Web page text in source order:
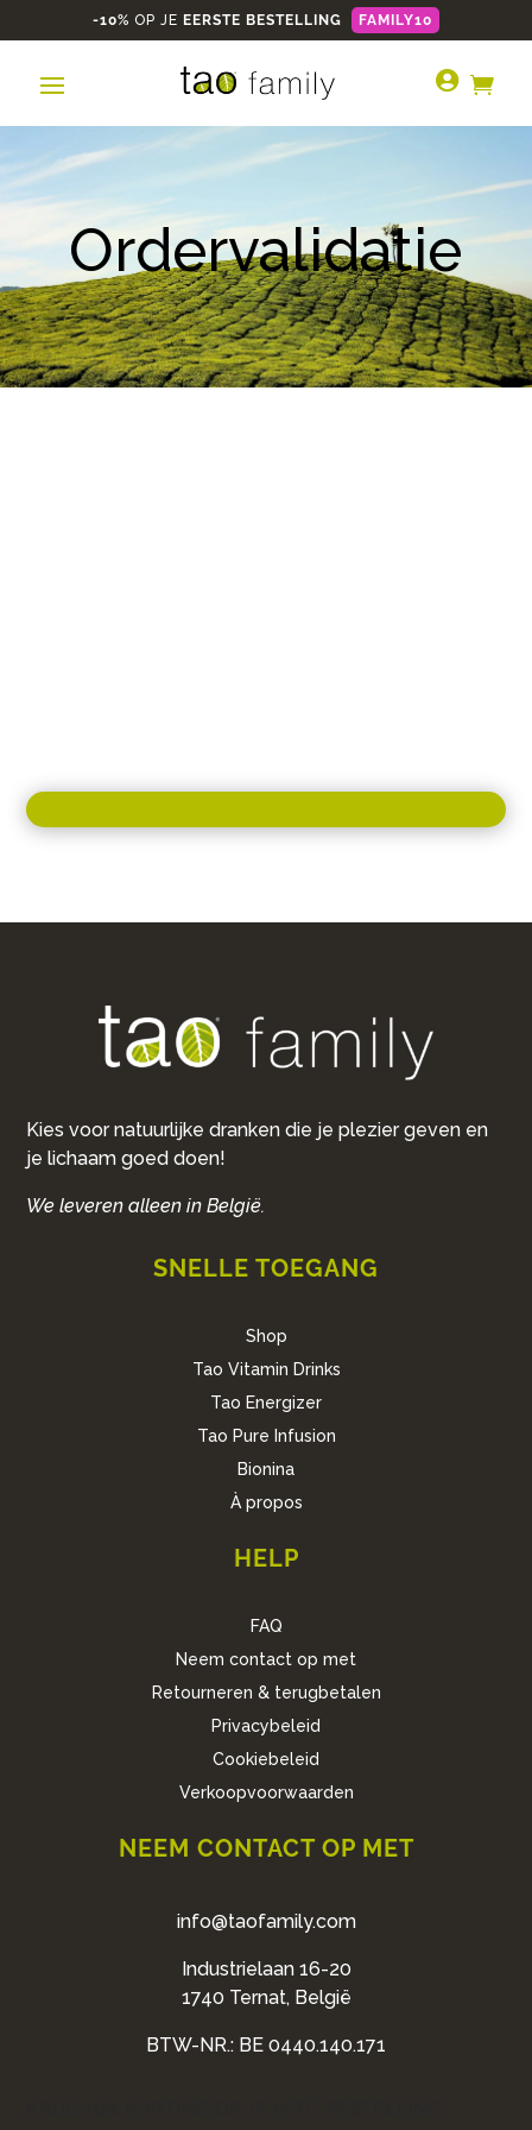
-10% OP JE EERSTE BESTELLING FAMILY10
 
Ordervalidatie
Kies voor natuurlijke dranken die je plezier geven en
je lichaam goed doen!
We leveren alleen in België.
SNELLE TOEGANG
Shop
Tao Vitamin Drinks
Tao Energizer
Tao Pure Infusion
Bionina
À propos
HELP
FAQ
Neem contact op met
Retourneren & terugbetalen
Privacybeleid
Cookiebeleid
Verkoopvoorwaarden
NEEM CONTACT OP MET
info@taofamily.com
Industrielaan 16-20
1740 Ternat, België
BTW-NR.: BE 0440.140.171